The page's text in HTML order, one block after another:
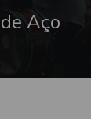
de Aço